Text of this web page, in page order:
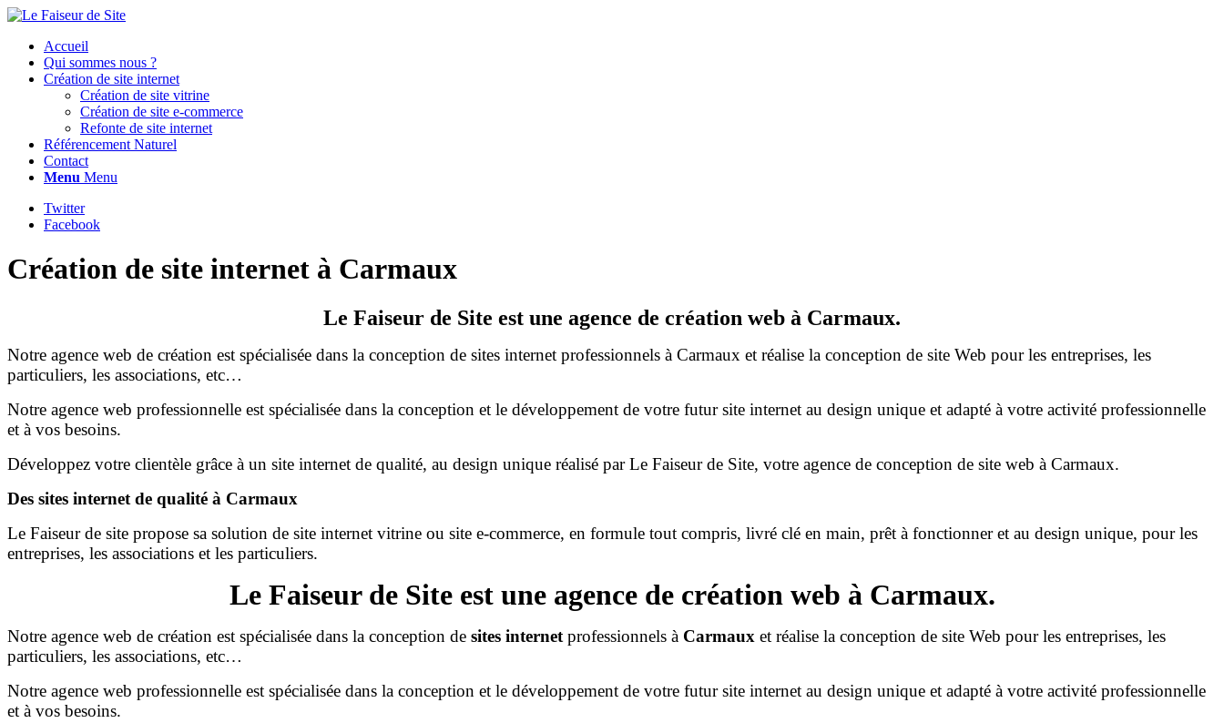
Accueil
Qui sommes nous ?
Création de site internet
Création de site vitrine
Création de site e-commerce
Refonte de site internet
Référencement Naturel
Contact
Menu Menu
Twitter
Facebook
Création de site internet à Carmaux
Le Faiseur de Site est une agence de création web à Carmaux.
Notre agence web de création est spécialisée dans la conception de sites internet professionnels à Carmaux et réalise la conception de site Web pour les entreprises, les
particuliers, les associations, etc…
Notre agence web professionnelle est spécialisée dans la conception et le développement de votre futur site internet au design unique et adapté à votre activité professionnelle
et à vos besoins.
Développez votre clientèle grâce à un site internet de qualité, au design unique réalisé par Le Faiseur de Site, votre agence de conception de site web à Carmaux.
Des sites internet de qualité à Carmaux
Le Faiseur de site propose sa solution de site internet vitrine ou site e-commerce, en formule tout compris, livré clé en main, prêt à fonctionner et au design unique, pour les
entreprises, les associations et les particuliers.
Le Faiseur de Site est une agence de création web à Carmaux.
Notre agence web de création est spécialisée dans la conception de sites internet professionnels à Carmaux et réalise la conception de site Web pour les entreprises, les
particuliers, les associations, etc…
Notre agence web professionnelle est spécialisée dans la conception et le développement de votre futur site internet au design unique et adapté à votre activité professionnelle
et à vos besoins.